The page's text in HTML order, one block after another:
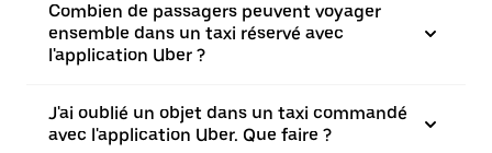
Combien de passagers peuvent voyager
ensemble dans un taxi réservé avec
l'application Uber ?
J'ai oublié un objet dans un taxi commandé
avec l'application Uber. Que faire ?